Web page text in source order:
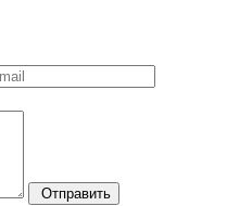
Отправить